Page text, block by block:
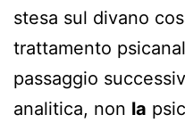
stesa sul divano
trattamento
passaggio
analitica, non la